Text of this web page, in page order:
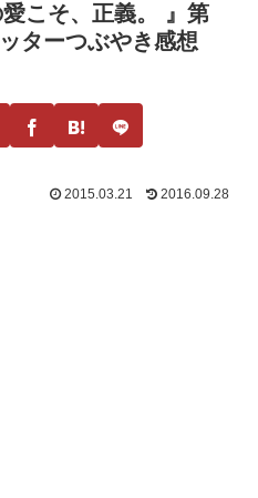
愛こそ、正義。 』第
ターつぶやき感想
2015.03.21 2016.09.28